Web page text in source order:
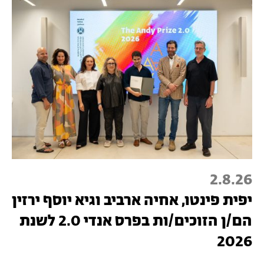
2.8.26
יפית פינטו, אחיה ארביב וגיא יוסף ירזין
הם/ן הזוכים/ות בפרס אנדי 2.0 לשנת
2026